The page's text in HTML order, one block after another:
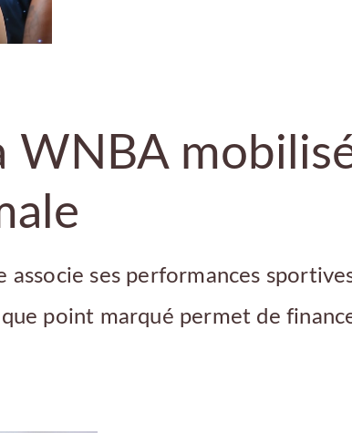
WNBA
associe ses performances
point marqué permet de